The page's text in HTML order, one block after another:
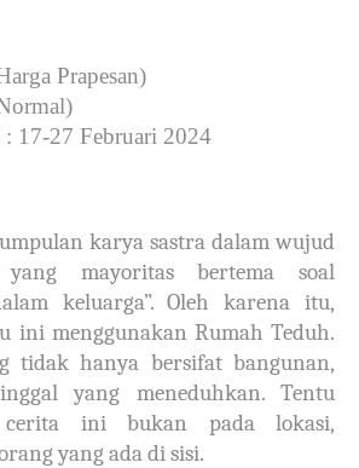
Prapesan)
: 17-27 Februari 2024
karya sastra dalam wujud
mayoritas bertema soal
keluarga”. Oleh karena itu,
ini menggunakan Rumah Teduh.
tidak hanya bersifat bangunan,
yang meneduhkan. Tentu
ini bukan pada lokasi,
yang ada di sisi.